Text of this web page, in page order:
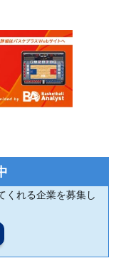
くれる企業を募集し